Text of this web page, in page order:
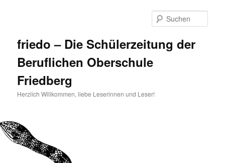
friedo – Die Schülerzeitung der
Beruflichen Oberschule
Friedberg
Herzlich Willkommen, liebe Leserinnen und Leser!